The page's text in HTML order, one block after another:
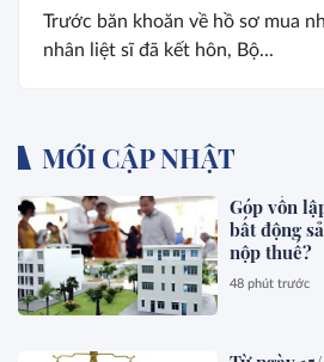
Trước băn khoăn về hồ sơ mua
nhân liệt sĩ đã kết hôn, Bộ...
MỚI CẬP NHẬT
Góp vốn
bất động
nộp thuế?
48 phút trước